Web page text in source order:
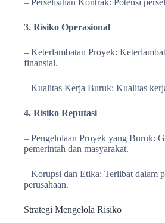
3. Risiko Operasional
– Keterlambatan Proyek:
finansial.
– Kualitas Kerja Buruk: Kualitas
4. Risiko Reputasi
– Pengelolaan Proyek yang Buruk:
pemerintah dan masyarakat.
– Korupsi dan Etika: Terlibat dalam
perusahaan.
Strategi Mengelola Risiko